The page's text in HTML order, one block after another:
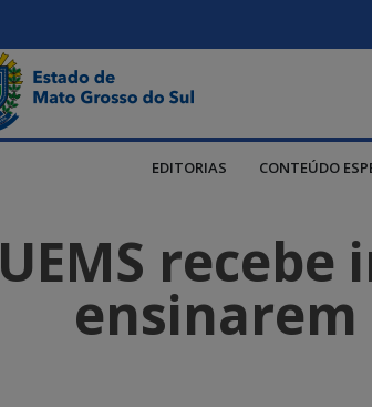
EDITORIAS CONTEÚDO
UEMS